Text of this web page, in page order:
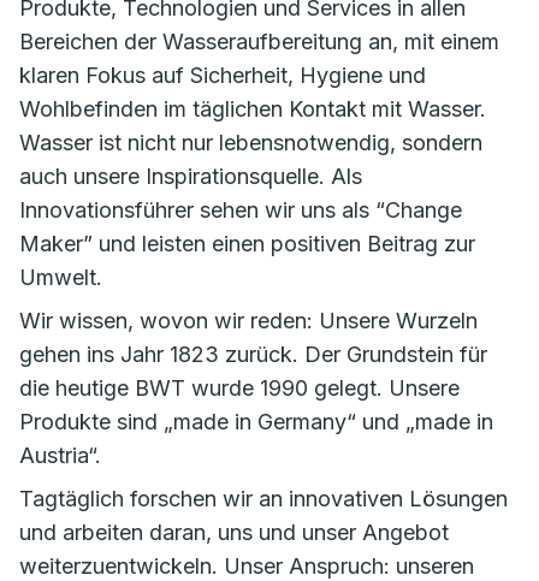
Produkte, Technologien und Services in allen
Bereichen der Wasseraufbereitung an, mit einem
klaren Fokus auf Sicherheit, Hygiene und
Wohlbefinden im täglichen Kontakt mit Wasser.
Wasser ist nicht nur lebensnotwendig, sondern
auch unsere Inspirationsquelle. Als
Innovationsführer sehen wir uns als “Change
Maker” und leisten einen positiven Beitrag zur
Umwelt.
Wir wissen, wovon wir reden: Unsere Wurzeln
gehen ins Jahr 1823 zurück. Der Grundstein für
die heutige BWT wurde 1990 gelegt. Unsere
Produkte sind „made in Germany“ und „made in
Austria“.
Tagtäglich forschen wir an innovativen Lösungen
und arbeiten daran, uns und unser Angebot
weiterzuentwickeln. Unser Anspruch: unseren